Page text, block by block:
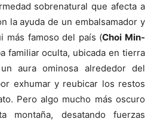
sobrenatural que afecta a
la ayuda de un embalsamador y
más famoso del país (Choi Min-
familiar oculta, ubicada en tierra
aura ominosa alrededor del
exhumar y reubicar los restos
Pero algo mucho más oscuro
montaña, desatando fuerzas